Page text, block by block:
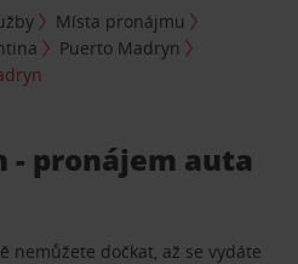
Místa pronájmu
Puerto Madryn
- pronájem auta
nemůžete dočkat, až se vydáte